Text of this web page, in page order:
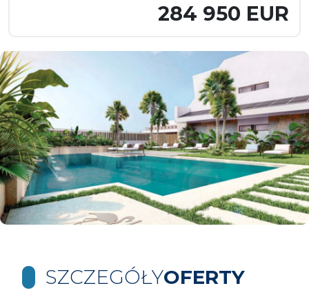
284 950 EUR
SZCZEGÓŁYOFERTY